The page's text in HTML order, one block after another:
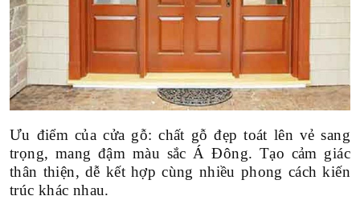
Ưu điểm của cửa gỗ: chất gỗ đẹp toát lên vẻ sang
trọng, mang đậm màu sắc Á Đông. Tạo cảm giác
thân thiện, dễ kết hợp cùng nhiều phong cách kiến
trúc khác nhau.